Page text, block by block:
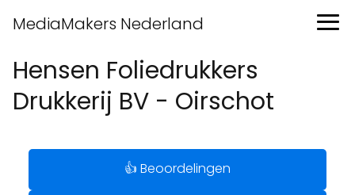
MediaMakers Nederland
Hensen Foliedrukkers
Drukkerij BV - Oirschot
👍 Beoordelingen